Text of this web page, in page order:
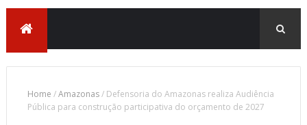
Home /Amazonas/ Defensoria do Amazonas realiza Audiência
Pública para construção participativa do orçamento de 2027